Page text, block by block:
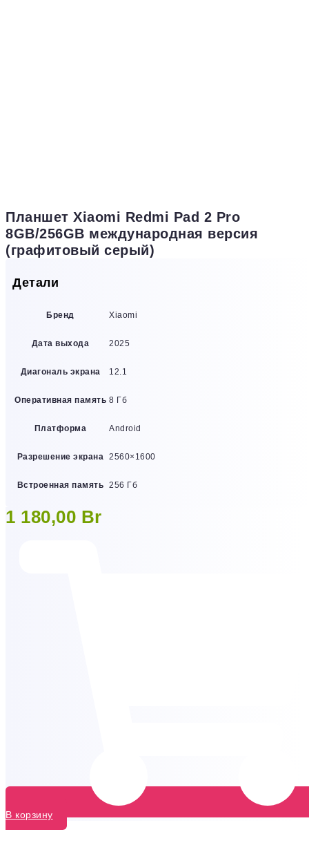
Планшет Xiaomi Redmi Pad 2 Pro
8GB/256GB международная версия
(графитовый серый)
Детали
Бренд Xiaomi
Дата выхода 2025
Диагональ экрана 12.1
Оперативная память 8 Гб
Платформа Android
Разрешение экрана 2560×1600
Встроенная память 256 Гб
1 180,00 Br
В корзину